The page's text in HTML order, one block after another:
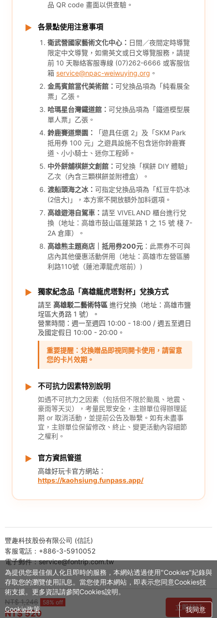
品 QR code 畫面以供查驗。
▶ 各景點使用注意事項
衛武營國家藝術文化中心： 日間／夜間定時導覽
限定中文導覽，如需英文或日文導覽服務，請提
前 10 天聯絡客服專線 (07)262-6666 或客服信
箱 service@npac-weiwuying.org 。
金馬賓館當代美術館： 可兌換品項為「純看展全
票」乙張。
哈瑪星台灣鐵道館： 可兌換品項為「鐵道模型展
單人票」乙張。
鈴鹿賽道樂園：
「遊具任選 2」及「SKM Park
抵用券 100 元」之遊具設施不包含迷你鈴鹿賽
道、小小騎士、迷你工程師。
中外餅舖棋餅文創館： 可兌換「棋餅 DIY 體驗」
乙次（內含三顆棋餅並附禮盒）。
渡船頭海之冰： 可指定兌換品項為「紅豆牛奶冰
(2倍大)」，本方案不開放額外加料選項。
高雄遊港自駕車： 請至 VIVELAND 櫃台進行兌
換（地址：高雄市鼓山區蓬萊路 1 之 15 號 棧 7-
2A 倉庫）。
高雄熊主題商店｜抵用券200元 ：此票券不可與
店內其他優惠活動併用（地址：高雄市左營區勝
利路110號（蓮池潭龍虎塔前）)
▶ 獨家紀念品「高雄龍虎塔對杯」兌換方式
請至 高雄駁二藝術特區 進行兌換（地址：高雄市鹽
埕區大勇路 1 號）。
營業時間：週一至週四 10:00 - 18:00 / 週五至週日
及國定假日 10:00 - 20:00。
重要提醒：兌換贈品即視同開卡使用，請留意
您的卡片效期。
▶ 不可抗力因素特別說明
如遇不可抗力之因素（包括但不限於颱風、地震、
豪雨等天災），考量民眾安全，主辦單位得辦理延
期 or 取消活動，並提前公告及聯繫。如有未盡事
宜，主辦單位保留修改、終止、變更活動內容細節
之權利。
▶ 官方資訊管道
高雄好玩卡官方網站：
https://kaohsiung.funpass.app/
豐趣科技股份有限公司 (信託)
客服電話：+886-3-5910052
電子郵件：service@fontrip.com.tw
NT$ 1,246 58% off
NT$ 520
立即預訂
為提供您最佳個人化且即時的服務，本網站透過使用"Cookies"紀錄與
存取您的瀏覽使用訊息。當您使用本網站，即表示您同意Cookies技
術支援。更多資訊請參閱Cookies說明。
我同意
Cookie政策